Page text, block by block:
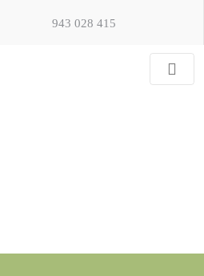
943 028 415